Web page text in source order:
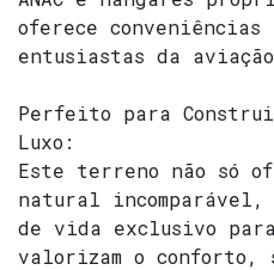
oferece conveniências
entusiastas da
Perfeito para
Luxo:
Este terreno não só
natural incomparável,
de vida exclusivo
valorizam o conforto,